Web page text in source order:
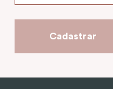
Cadastrar